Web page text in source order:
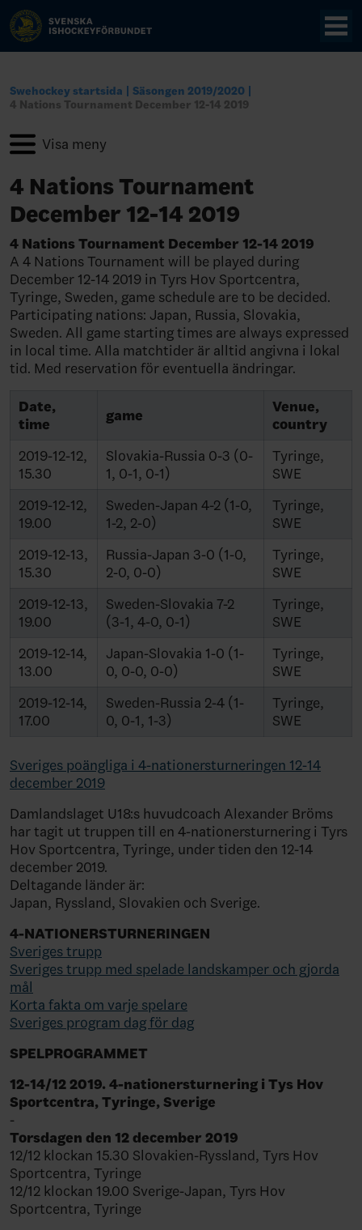
Swehockey startsida
Säsongen 2019/2020
4 Nations Tournament December 12-14 2019
4 Nations Tournament
December 12-14 2019
4 Nations Tournament December 12-14 2019
A 4 Nations Tournament will be played during
December 12-14 2019 in Tyrs Hov Sportcentra,
Tyringe, Sweden, game schedule are to be decided.
Participating nations: Japan, Russia, Slovakia,
Sweden. All game starting times are always expressed
in local time. Alla matchtider är alltid angivna i lokal
tid. Med reservation för eventuella ändringar.
Date,
time
game
Venue,
country
2019-12-12,
15.30
Slovakia-Russia 0-3 (0-
1, 0-1, 0-1)
Tyringe,
SWE
2019-12-12,
19.00
Sweden-Japan 4-2 (1-0,
1-2, 2-0)
Tyringe,
SWE
2019-12-13,
15.30
Russia-Japan 3-0 (1-0,
2-0, 0-0)
Tyringe,
SWE
2019-12-13,
19.00
Sweden-Slovakia 7-2
(3-1, 4-0, 0-1)
Tyringe,
SWE
2019-12-14,
13.00
Japan-Slovakia 1-0 (1-
0, 0-0, 0-0)
Tyringe,
SWE
2019-12-14,
17.00
Sweden-Russia 2-4 (1-
0, 0-1, 1-3)
Tyringe,
SWE
Sveriges poängliga i 4-nationersturneringen 12-14
december 2019
Damlandslaget U18:s huvudcoach Alexander Bröms
har tagit ut truppen till en 4-nationersturnering i Tyrs
Hov Sportcentra, Tyringe, under tiden den 12-14
december 2019.
Deltagande länder är:
Japan, Ryssland, Slovakien och Sverige.
4-NATIONERSTURNERINGEN
Sveriges trupp
Sveriges trupp med spelade landskamper och gjorda
mål
Korta fakta om varje spelare
Sveriges program dag för dag
SPELPROGRAMMET
12-14/12 2019. 4-nationersturnering i Tys Hov
Sportcentra, Tyringe, Sverige
-
Torsdagen den 12 december 2019
12/12 klockan 15.30 Slovakien-Ryssland, Tyrs Hov
Sportcentra, Tyringe
12/12 klockan 19.00 Sverige-Japan, Tyrs Hov
Sportcentra, Tyringe